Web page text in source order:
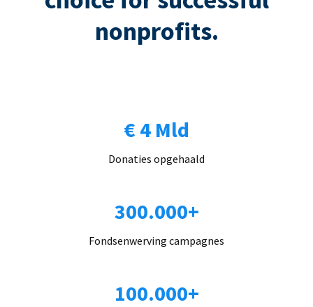
nonprofits.
€ 4 Mld
Donaties opgehaald
300.000+
Fondsenwerving campagnes
100.000+